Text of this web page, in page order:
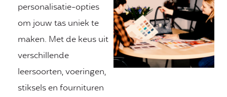
personalisatie-opties
om jouw tas uniek te
maken. Met de keus uit
verschillende
leersoorten, voeringen,
stiksels en fournituren